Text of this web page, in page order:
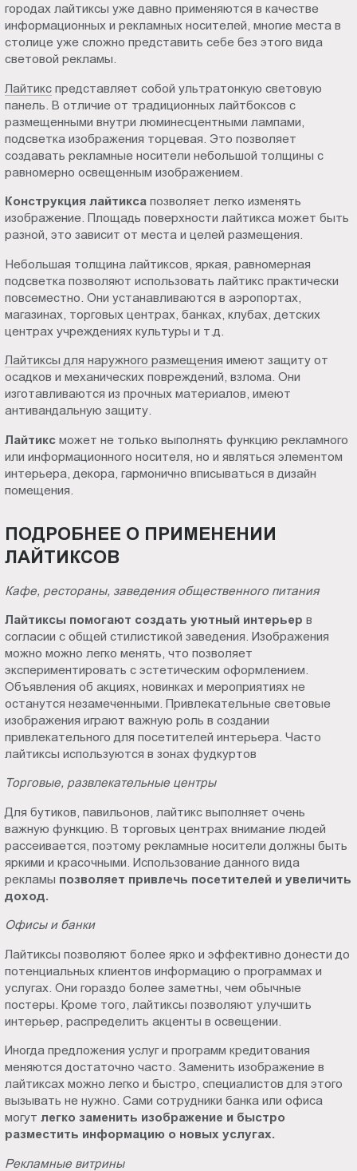
городах лайтиксы уже давно применяются в качестве
информационных и рекламных носителей, многие места в
столице уже сложно представить себе без этого вида
световой рекламы.
Лайтикс представляет собой ультратонкую световую
панель. В отличие от традиционных лайтбоксов с
размещенными внутри люминесцентными лампами,
подсветка изображения торцевая. Это позволяет
создавать рекламные носители небольшой толщины с
равномерно освещенным изображением.
Конструкция лайтикса позволяет легко изменять
изображение. Площадь поверхности лайтикса может быть
разной, это зависит от места и целей размещения.
Небольшая толщина лайтиксов, яркая, равномерная
подсветка позволяют использовать лайтикс практически
повсеместно. Они устанавливаются в аэропортах,
магазинах, торговых центрах, банках, клубах, детских
центрах учреждениях культуры и т.д.
Лайтиксы для наружного размещения имеют защиту от
осадков и механических повреждений, взлома. Они
изготавливаются из прочных материалов, имеют
антивандальную защиту.
Лайтикс может не только выполнять функцию рекламного
или информационного носителя, но и являться элементом
интерьера, декора, гармонично вписываться в дизайн
помещения.
ПОДРОБНЕЕ О ПРИМЕНЕНИИ
ЛАЙТИКСОВ
Кафе, рестораны, заведения общественного питания
Лайтиксы помогают создать уютный интерьерв
согласии с общей стилистикой заведения. Изображения
можно можно легко менять, что позволяет
экспериментировать с эстетическим оформлением.
Объявления об акциях, новинках и мероприятиях не
останутся незамеченными. Привлекательные световые
изображения играют важную роль в создании
привлекательного для посетителей интерьера. Часто
лайтиксы используются в зонах фудкуртов
Торговые, развлекательные центры
Для бутиков, павильонов, лайтикс выполняет очень
важную функцию. В торговых центрах внимание людей
рассеивается, поэтому рекламные носители должны быть
яркими и красочными. Использование данного вида
рекламы позволяет привлечь посетителей и увеличить
доход.
Офисы и банки
Лайтиксы позволяют более ярко и эффективно донести до
потенциальных клиентов информацию о программах и
услугах. Они гораздо более заметны, чем обычные
постеры. Кроме того, лайтиксы позволяют улучшить
интерьер, распределить акценты в освещении.
Иногда предложения услуг и программ кредитования
меняются достаточно часто. Заменить изображение в
лайтиксах можно легко и быстро, специалистов для этого
вызывать не нужно. Сами сотрудники банка или офиса
могут легко заменить изображение и быстро
разместить информацию о новых услугах.
Рекламные витрины
Пт.:
9.00-
Вс.:
выходной